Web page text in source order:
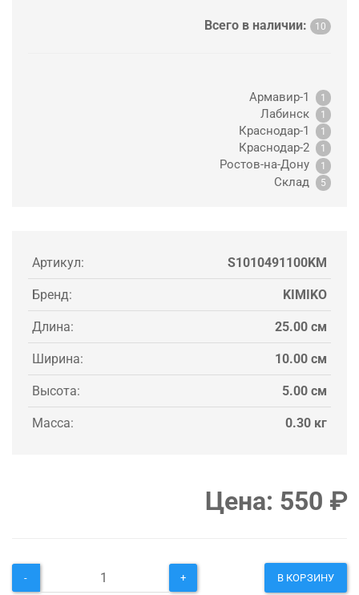
Всего в наличии: 10
Армавир-1 1
Лабинск 1
Краснодар-1 1
Краснодар-2 1
Ростов-на-Дону 1
Склад 5
Артикул: S1010491100KM
Бренд: KIMIKO
Длина: 25.00 см
Ширина: 10.00 см
Высота: 5.00 см
Масса: 0.30 кг
Цена: 550 ₽
- + В КОРЗИНУ